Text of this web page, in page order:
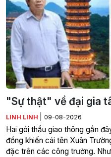
"Sự thật" về đại gia
LINH LINH 09-08-2026
Hai gói thầu giao thông gần
đồng khiến cái tên Xuân
đặc trên các công trường.